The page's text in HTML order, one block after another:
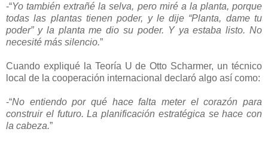
-“Yo también extrañé la selva, pero miré a la planta, porque
todas las plantas tienen poder, y le dije “Planta, dame tu
poder” y la planta me dio su poder. Y ya estaba listo. No
necesité más silencio.”
Cuando expliqué la Teoría U de Otto Scharmer, un técnico
local de la cooperación internacional declaró algo así como:
-“No entiendo por qué hace falta meter el corazón para
construir el futuro. La planificación estratégica se hace con
la cabeza.”